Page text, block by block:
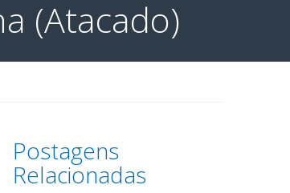
(Atacado)
Postagens
Relacionadas